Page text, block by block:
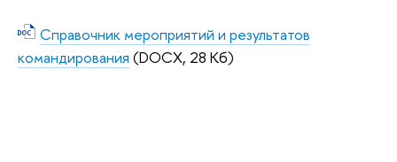
Справочник мероприятий и результатов
командирования (DOCX, 28 Кб)